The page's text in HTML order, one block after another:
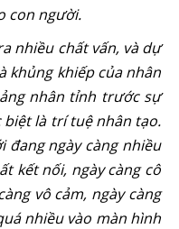
con người.
nhiều chất vấn, và dự
khủng khiếp của nhân
nhân tỉnh trước sự
biệt là trí tuệ nhân tạo.
đang ngày càng nhiều
kết nối, ngày càng cô
vô cảm, ngày càng
nhiều vào màn hình